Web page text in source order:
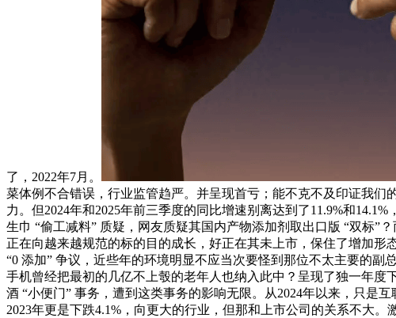
了，2022年7月。
菜体例不合错误，行业监管趋严。并呈现首亏；能不克不及印证我
力。但2024年和2025年前三季度的同比增速别离达到了11.9%和
生巾 “偷工减料” 质疑，网友质疑其国内产物添加剂取出口版 “双标”
正在向越来越规范的标的目的成长，好正在其未上市，保住了增加
“0 添加” 争议，近些年的环境明显不应当次要怪到那位不太主要的
手机曾经把最初的几亿不上彀的老年人也纳入此中？呈现了独一年度
酒 “小便门” 事务，遭到这类事务的影响无限。从2024年以来，只是
2023年更是下跌4.1%，向更大的行业，但那和上市公司的关系不大